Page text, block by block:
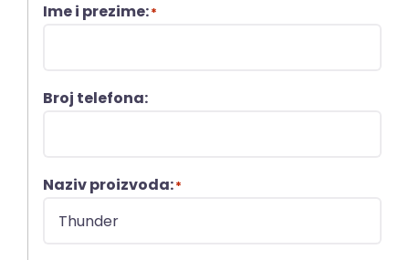
Ime i prezime:*
Broj telefona:
Naziv proizvoda:*